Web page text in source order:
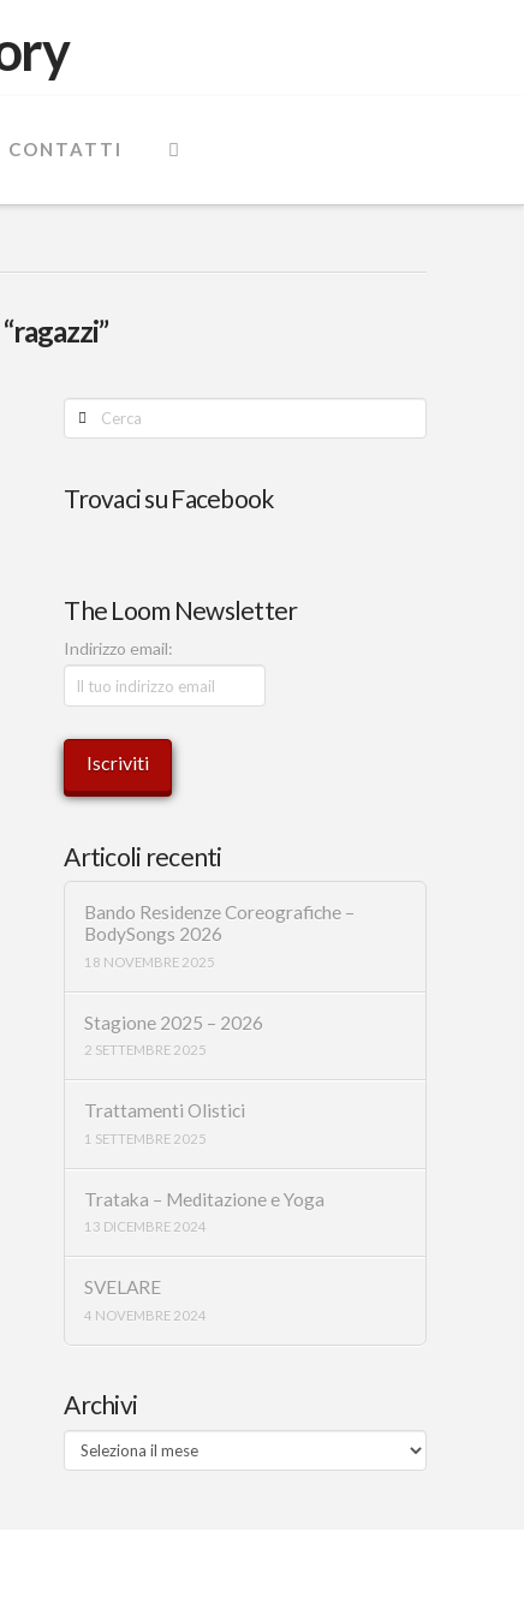
CONTATTI
“ragazzi”
Cerca
Trovaci su Facebook
The Loom Newsletter
Indirizzo email:
Articoli recenti
Bando Residenze Coreografiche –
BodySongs 2026
18 NOVEMBRE 2025
Stagione 2025 – 2026
2 SETTEMBRE 2025
Trattamenti Olistici
1 SETTEMBRE 2025
Trataka – Meditazione e Yoga
13 DICEMBRE 2024
SVELARE
4 NOVEMBRE 2024
Archivi
Archivi